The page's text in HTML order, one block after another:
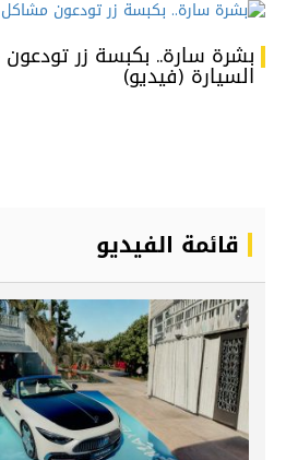
بشرة سارة.. بكبسة زر
السيارة (فيديو)
قائمة الفيديو